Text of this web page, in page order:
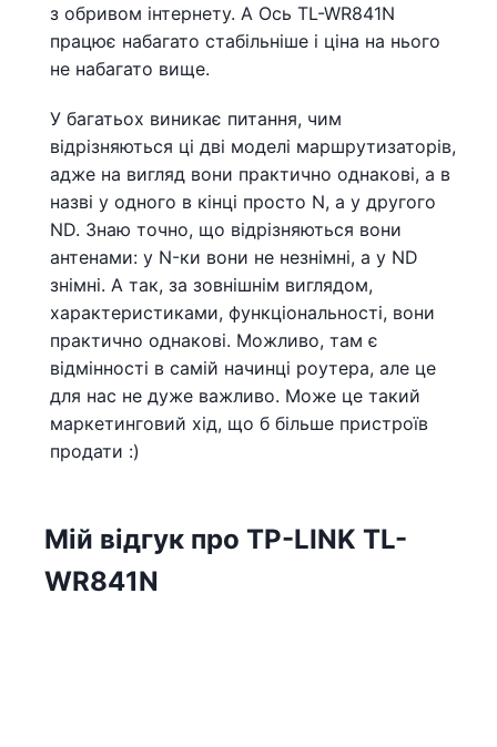
з обривом інтернету. А Ось TL-WR841N
працює набагато стабільніше і ціна на нього
не набагато вище.
У багатьох виникає питання, чим
відрізняються ці дві моделі маршрутизаторів,
адже на вигляд вони практично однакові, а в
назві у одного в кінці просто N, а у другого
ND. Знаю точно, що відрізняються вони
антенами: у N-ки вони не незнімні, а у ND
знімні. А так, за зовнішнім виглядом,
характеристиками, функціональності, вони
практично однакові. Можливо, там є
відмінності в самій начинці роутера, але це
для нас не дуже важливо. Може це такий
маркетинговий хід, що б більше пристроїв
продати :)
Мій відгук про TP-LINK TL-
WR841N